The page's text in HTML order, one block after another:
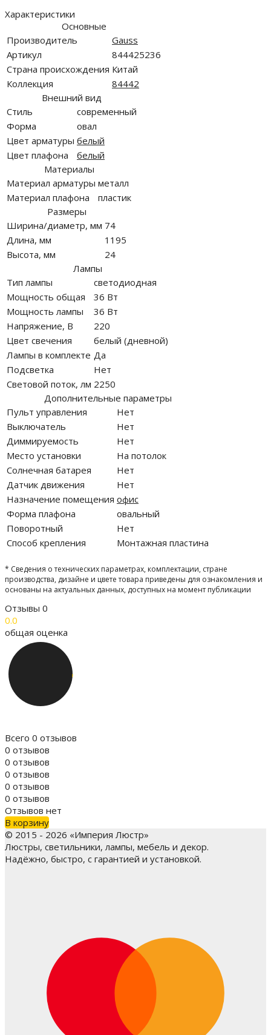
Характеристики
Основные
Производитель
Gauss
Артикул
844425236
Страна происхождения Китай
Коллекция
84442
Внешний вид
Стиль
современный
Форма
овал
Цвет арматуры белый
Цвет плафона
белый
Материалы
Материал арматуры металл
Материал плафона
пластик
Размеры
Ширина/диаметр, мм 74
Длина, мм
1195
Высота, мм
24
Лампы
Тип лампы
светодиодная
Мощность общая
36 Вт
Мощность лампы
36 Вт
Напряжение, В
220
Цвет свечения
белый (дневной)
Лампы в комплекте Да
Подсветка
Нет
Световой поток, лм 2250
Дополнительные параметры
Пульт управления
Нет
Выключатель
Нет
Диммируемость
Нет
Место установки
На потолок
Солнечная батарея
Нет
Датчик движения
Нет
Назначение помещения офис
Форма плафона
овальный
Поворотный
Нет
Способ крепления
Монтажная пластина
* Сведения о технических параметрах, комплектации, стране
производства, дизайне и цвете товара приведены для ознакомления и
основаны на актуальных данных, доступных на момент публикации
Отзывы 0
0.0
общая оценка
Всего 0 отзывов
0 отзывов
0 отзывов
0 отзывов
0 отзывов
0 отзывов
Отзывов нет
В корзину
© 2015 - 2026 «Империя Люстр»
Люстры, светильники, лампы, мебель и декор.
Надёжно, быстро, с гарантией и установкой.